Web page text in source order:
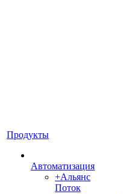
Продукты
Автоматизация
+Альянс
Поток